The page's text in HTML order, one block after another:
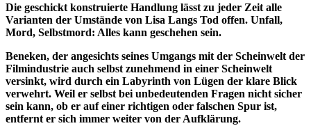
Die geschickt konstruierte Handlung lässt zu jeder Zeit alle
Varianten der Umstände von Lisa Langs Tod offen. Unfall,
Mord, Selbstmord: Alles kann geschehen sein.
Beneken, der angesichts seines Umgangs mit der Scheinwelt der
Filmindustrie auch selbst zunehmend in einer Scheinwelt
versinkt, wird durch ein Labyrinth von Lügen der klare Blick
verwehrt. Weil er selbst bei unbedeutenden Fragen nicht sicher
sein kann, ob er auf einer richtigen oder falschen Spur ist,
entfernt er sich immer weiter von der Aufklärung.